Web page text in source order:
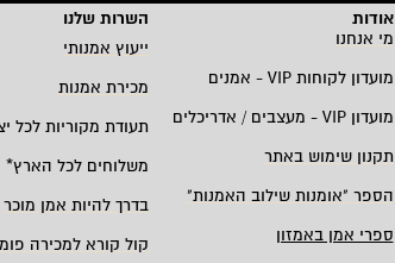
אודות
השרות שלנו
מי אנחנו
ייעוץ אמנותי
מועדון לקוחות VIP - אמנים מכירת אמנות
מועדון VIP - מעצבים / אדריכלים תעודת מקוריות לכל
תקנון שימוש באתר
משלוחים לכל הארץ*
הספר "אומנות שילוב האמנות" בדרך להיות אמן מוכר
ספרי אמן באמזון
קול קורא למכירה